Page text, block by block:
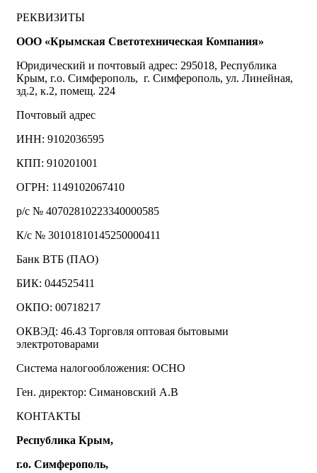
РЕКВИЗИТЫ
ООО «Крымская Светотехническая Компания»
Юридический и почтовый адрес: 295018, Республика
Крым, г.о. Симферополь, г. Симферополь, ул. Линейная,
зд.2, к.2, помещ. 224
Почтовый адрес
ИНН: 9102036595
КПП: 910201001
ОГРН: 1149102067410
р/с № 40702810223340000585
К/с № 30101810145250000411
Банк ВТБ (ПАО)
БИК: 044525411
ОКПО: 00718217
ОКВЭД: 46.43 Торговля оптовая бытовыми
электротоварами
Система налогообложения: ОСНО
Ген. директор: Симановский А.В
КОНТАКТЫ
Республика Крым,
г.о. Симферополь,